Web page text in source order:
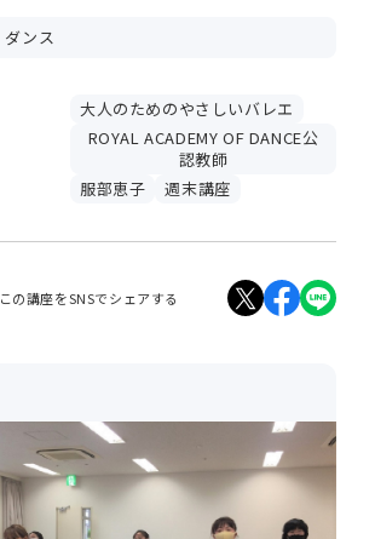
ダンス
大人のためのやさしいバレエ
ROYAL ACADEMY OF DANCE公
認教師
服部恵子
週末講座
この講座をSNSでシェアする